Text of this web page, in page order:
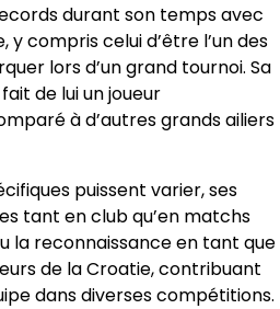
durant son temps avec
y compris celui d’être l’un des
lors d’un grand tournoi. Sa
de lui un joueur
à d’autres grands ailiers
puissent varier, ses
tant en club qu’en matchs
la reconnaissance en tant que
de la Croatie, contribuant
dans diverses compétitions.